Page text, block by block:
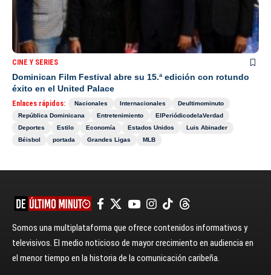
CINE Y SERIES
Dominican Film Festival abre su 15.ª edición con rotundo
éxito en el United Palace
Enlaces rápidos: Nacionales Internacionales
Deultimominuto
República Dominicana
Entretenimiento
ElPeriódicodelaVerdad
Deportes
Estilo Economía Estados Unidos
Luis Abinader
Béisbol
portada Grandes Ligas MLB
Somos una multiplataforma que ofrece contenidos informativos y
televisivos. El medio noticioso de mayor crecimiento en audiencia en
el menor tiempo en la historia de la comunicación caribeña.